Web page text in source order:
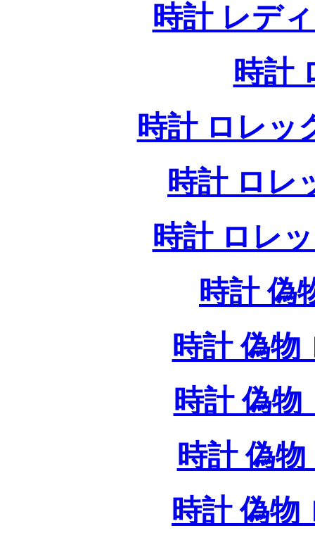
時計 レデ
時計
時計 ロレッ
時計 ロレ
時計 ロレ
時計 偽
時計 偽物
時計 偽物
時計 偽
時計 偽物